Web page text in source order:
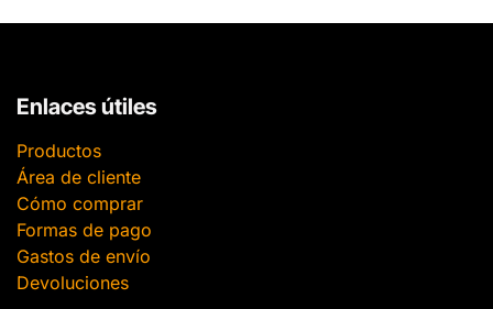
Enlaces útiles
Productos
Área de cliente
Cómo comprar
Formas de pago
Gastos de envío
Devoluciones